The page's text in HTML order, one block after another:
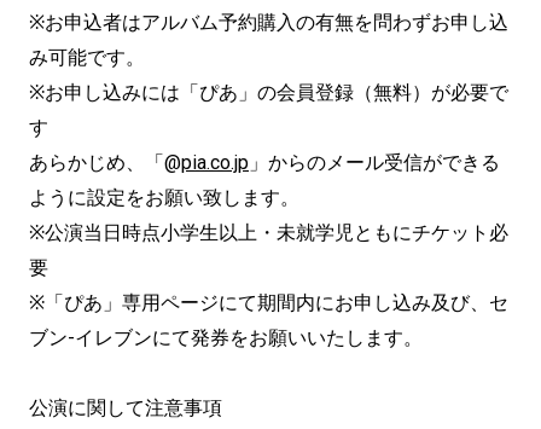
※お申込者はアルバム予約購入の有無を問わずお申し込
み可能です。
※お申し込みには「ぴあ」の会員登録（無料）が必要で
す
あらかじめ、「@pia.co.jp 」からのメール受信ができる
ように設定をお願い致します。
※公演当日時点小学生以上・未就学児ともにチケット必
要
※「ぴあ」専用ページにて期間内にお申し込み及び、セ
ブン-イレブンにて発券をお願いいたします。
公演に関して注意事項